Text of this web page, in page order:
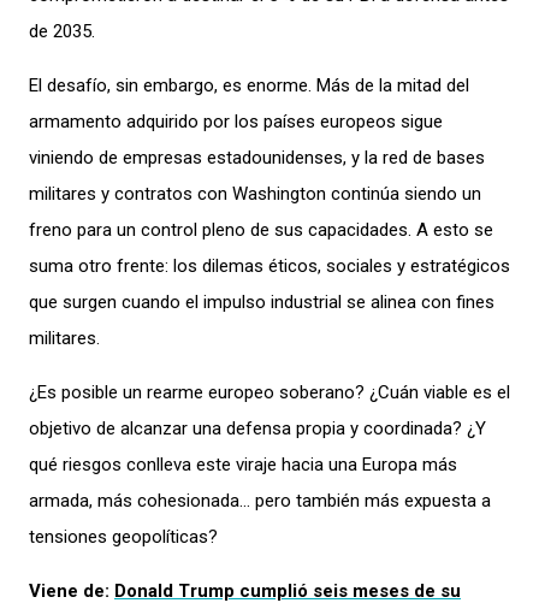
de 2035.
El desafío, sin embargo, es enorme. Más de la mitad del
armamento adquirido por los países europeos sigue
viniendo de empresas estadounidenses, y la red de bases
militares y contratos con Washington continúa siendo un
freno para un control pleno de sus capacidades. A esto se
suma otro frente: los dilemas éticos, sociales y estratégicos
que surgen cuando el impulso industrial se alinea con fines
militares.
¿Es posible un rearme europeo soberano? ¿Cuán viable es el
objetivo de alcanzar una defensa propia y coordinada? ¿Y
qué riesgos conlleva este viraje hacia una Europa más
armada, más cohesionada… pero también más expuesta a
tensiones geopolíticas?
Viene de: Donald Trump cumplió seis meses de su